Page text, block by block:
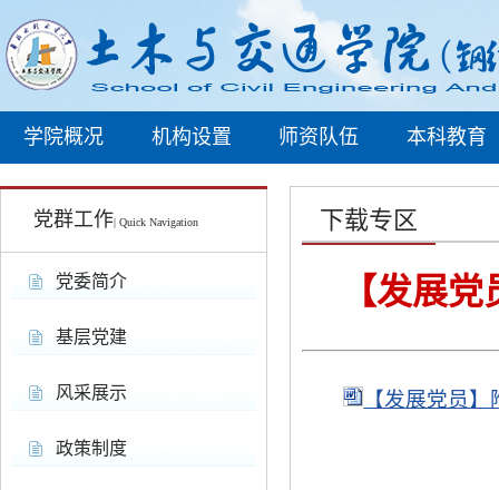
学院概况 机构设置 师资队伍 本科教育
党群工作| Quick Navigation
党委简介
基层党建
风采展示
政策制度
下载专区
【发展
【发展党员